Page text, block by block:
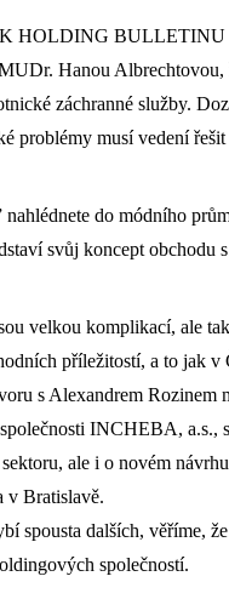
HOLDING BULLETINU
Hanou Albrechtovou,
záchranné služby.
problémy musí vedení
do módního
svůj koncept obchodu
velkou komplikací, ale
příležitostí, a to jak v
s Alexandrem Rozinem
INCHEBA, a.s.,
ale i o novém
v Bratislavě.
spousta dalších, věříme,
společností.